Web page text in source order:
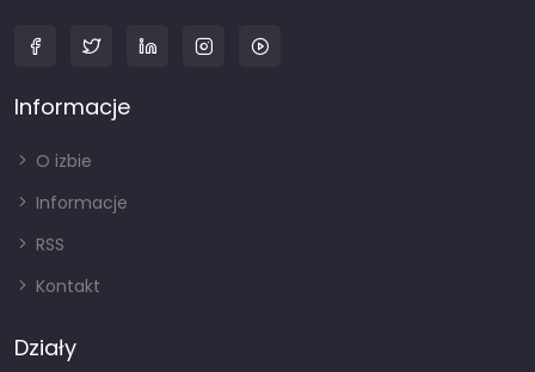
Informacje
O izbie
Informacje
RSS
Kontakt
Działy